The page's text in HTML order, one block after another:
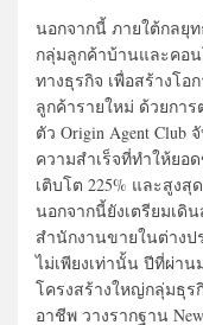
นอกจากนี้ ภายใต้กลยุ
กลุ่มลูกค้าบ้านและคอ
ทางธุรกิจ เพื่อสร้างโอ
ลูกค้ารายใหม่ ด้วยกา
ตัว Origin Agent Club
ความสำเร็จที่ทำให้ยอ
เติบโต 225% และสูง
นอกจากนี้ยังเตรียมเดิ
สำนักงานขายในต่างป
ไม่เพียงเท่านั้น ปีที่ผ่า
โครงสร้างใหญ่กลุ่มธุ
อาชีพ วางรากฐาน